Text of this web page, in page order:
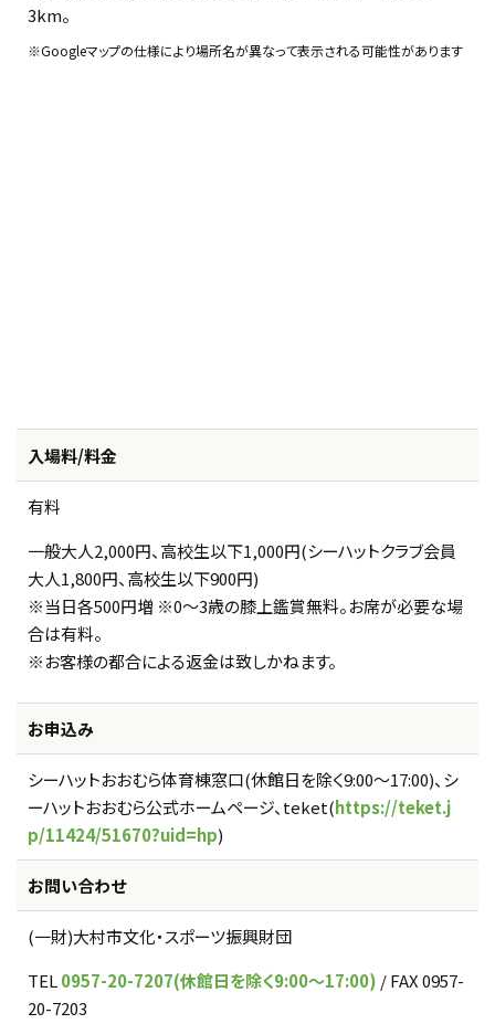
3km。
※Googleマップの仕様により場所名が異なって表示される可能性があります
入場料/料金
有料
一般大人2,000円、高校生以下1,000円(シーハットクラブ会員
大人1,800円、高校生以下900円)
※当日各500円増 ※0～3歳の膝上鑑賞無料。お席が必要な場
合は有料。
※お客様の都合による返金は致しかねます。
お申込み
シーハットおおむら体育棟窓口(休館日を除く9:00～17:00)、シ
ーハットおおむら公式ホームページ、teket(https://teket.j
p/11424/51670?uid=hp)
お問い合わせ
(一財)大村市文化・スポーツ振興財団
TEL0957-20-7207(休館日を除く9:00～17:00) / FAX 0957-
20-7203